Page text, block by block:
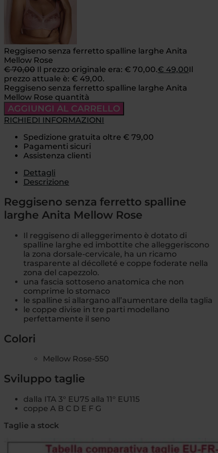
Reggiseno senza ferretto spalline larghe Anita
Mellow Rose
€70,00 Il prezzo originale era: € 70,00.€ 49,00Il
prezzo attuale è: € 49,00.
Reggiseno senza ferretto spalline larghe Anita
Mellow Rose quantità
AGGIUNGI AL CARRELLO
RICHIEDI INFORMAZIONI
Spedizione gratuita oltre € 79,00
Pagamenti sicuri
Assistenza clienti
Dettagli
Descrizione
Reggiseno senza ferretto spalline
larghe Anita Mellow Rose
Il reggiseno di alleggerimento è dotato di
spalline larghe ed imbottite che alleggeriscono
la zona dorsale-cervicale, ha un ricamo
trasparente al décolleté e coppe foderate nella
zona del capezzolo.
una fascia sottoseno anatomica che non
comprime lo stomaco
le spalline si allargano all’aumentare della taglia
le coppe divise in tre parti modellano
perfettamente il seno
Colori
Mellow Rose-550
Sviluppo taglie
dalla ITA 3° EU75 alla 11° EU115
coppe A B C D E F G
Taglie a stock